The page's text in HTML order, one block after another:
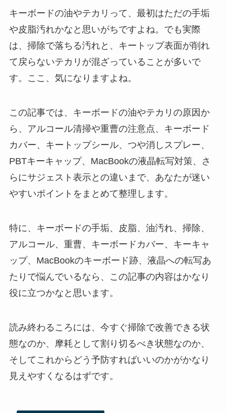
キーボードの油やテカリって、最初はただの手垢
や皮脂汚れかなと思いがちですよね。でも実際
は、掃除で落ちる汚れと、キートップ表面が削れ
て戻らないテカリが混ざっていることが多いで
す。ここ、気になりますよね。
この記事では、キーボードの油やテカリの原因か
ら、アルコール清掃や重曹の注意点、キーボード
カバー、キートップシール、つや消しスプレー、
PBTキーキャップ、MacBookの液晶転写対策、さ
らにサジェスト表示との違いまで、あなたが迷い
やすいポイントをまとめて整理します。
特に、キーボードの手垢、皮脂、油汚れ、掃除、
アルコール、重曹、キーボードカバー、キーキャ
ップ、MacBookのキーボード跡、液晶への転写あ
たりで悩んでいるなら、この記事の内容はかなり
役に立つかなと思います。
読み終わるころには、今すぐ掃除で改善できる状
態なのか、摩耗として割り切るべき状態なのか、
そしてこれからどう予防すればいいのかがかなり
見えやすくなるはずです。